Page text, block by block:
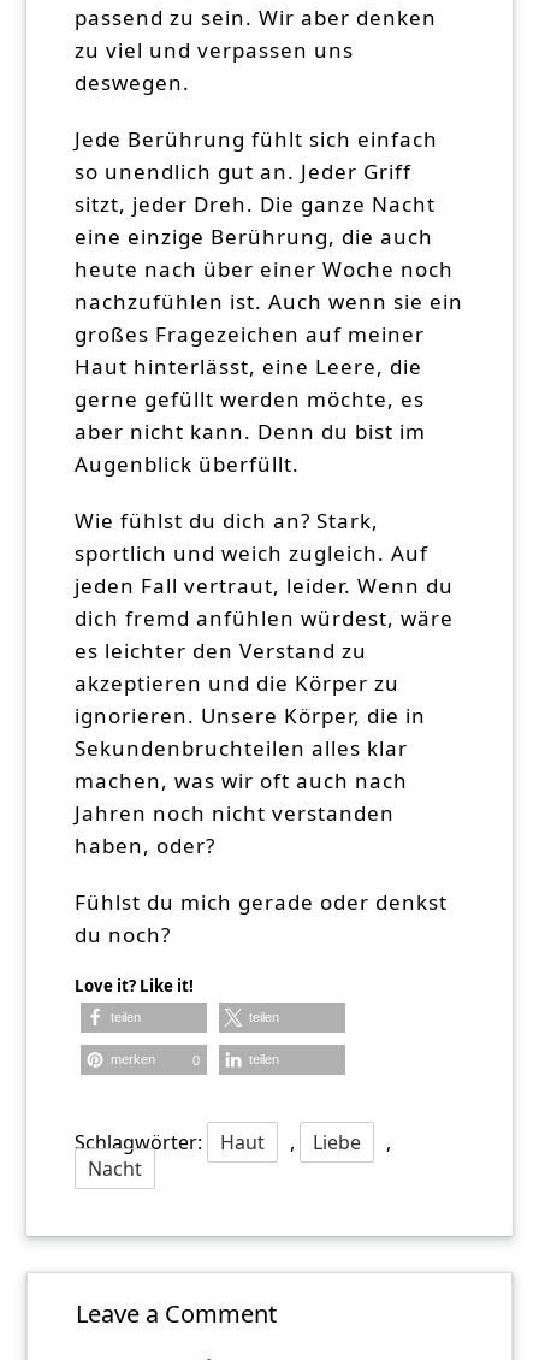
passend zu sein. Wir aber denken
zu viel und verpassen uns
deswegen.
Jede Berührung fühlt sich einfach
so unendlich gut an. Jeder Griff
sitzt, jeder Dreh. Die ganze Nacht
eine einzige Berührung, die auch
heute nach über einer Woche noch
nachzufühlen ist. Auch wenn sie ein
großes Fragezeichen auf meiner
Haut hinterlässt, eine Leere, die
gerne gefüllt werden möchte, es
aber nicht kann. Denn du bist im
Augenblick überfüllt.
Wie fühlst du dich an? Stark,
sportlich und weich zugleich. Auf
jeden Fall vertraut, leider. Wenn du
dich fremd anfühlen würdest, wäre
es leichter den Verstand zu
akzeptieren und die Körper zu
ignorieren. Unsere Körper, die in
Sekundenbruchteilen alles klar
machen, was wir oft auch nach
Jahren noch nicht verstanden
haben, oder?
Fühlst du mich gerade oder denkst
du noch?
Love it? Like it!
teilen teilen
merken 0 teilen
Schlagwörter: Haut , Liebe
,
Nacht
Leave a Comment